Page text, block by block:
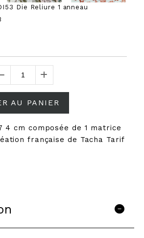
Die Reliure 1 anneau
AU PANIER
4 cm composée de 1 matrice
française de Tacha Tarif